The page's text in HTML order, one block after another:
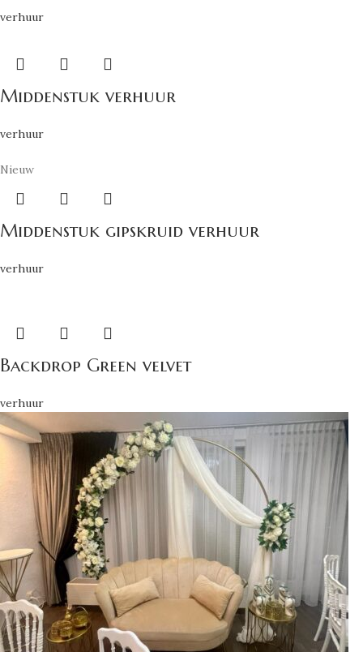
verhuur
Middenstuk verhuur
verhuur
Nieuw
Middenstuk gipskruid verhuur
verhuur
Backdrop Green velvet
verhuur